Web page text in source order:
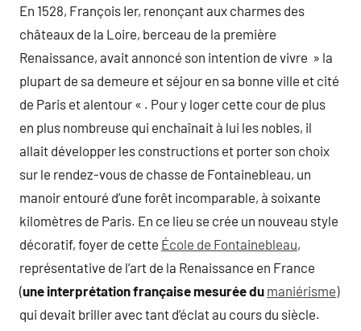
En 1528, François Ier, renonçant aux charmes des
châteaux de la Loire, berceau de la première
Renaissance, avait annoncé son intention de vivre » la
plupart de sa demeure et séjour en sa bonne ville et cité
de Paris et alentour « . Pour y loger cette cour de plus
en plus nombreuse qui enchaînait à lui les nobles, il
allait développer les constructions et porter son choix
sur le rendez-vous de chasse de Fontainebleau, un
manoir entouré d’une forêt incomparable, à soixante
kilomètres de Paris. En ce lieu se crée un nouveau style
décoratif, foyer de cette École de Fontainebleau,
représentative de l’art de la Renaissance en France
(une interprétation française mesurée du maniérisme)
qui devait briller avec tant d’éclat au cours du siècle.